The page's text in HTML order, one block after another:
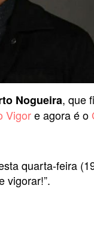
Nogueira, que
Vigore agora é o
quarta-feira
vigorar!”.